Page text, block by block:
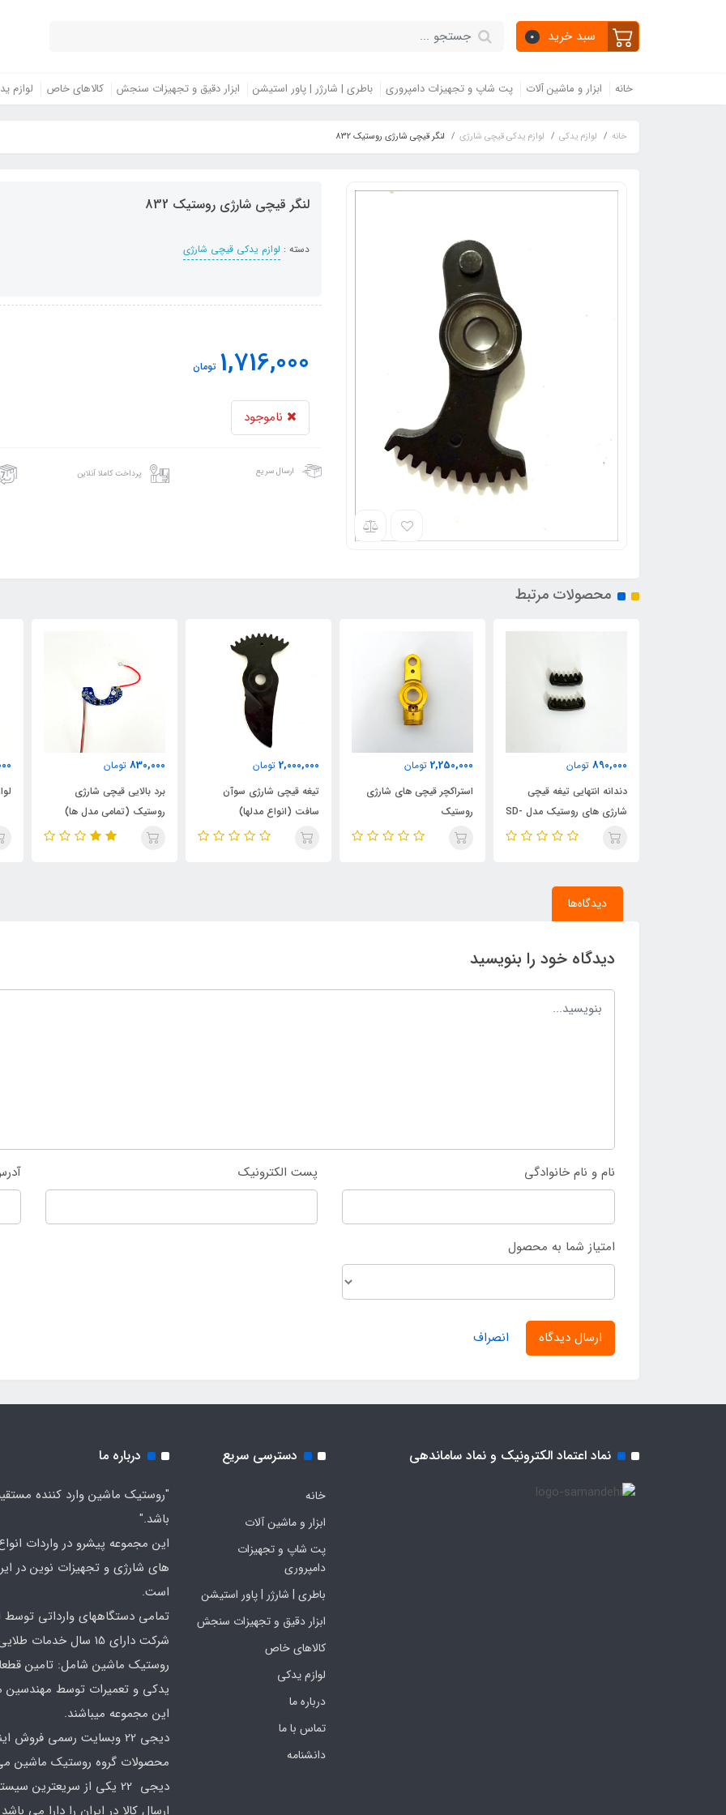
سبد خرید 0
خانه ابزار و ماشین آلات پت شاپ و تجهیزات دامپروری باطری | شارژر | پاور استیشن ابزار دقیق و تجهیزات سنجش کالاهای خاص لوازم
خانه لوازم یدکی لوازم یدکی قیچی شارژی لنگر قیچی شارژی روستیک 832
لنگر قیچی شارژی روستیک 832
دسته : لوازم یدکی قیچی شارژی
1,716,000 تومان
ناموجود
ارسال سریع پرداخت کاملا آنلاین
محصولات مرتبط
2,250,000 تومان
استراکچر قیچی های شارژی
روستیک
2,000,000 تومان
تیغه قیچی شارژی سوآن
سافت (انواع مدلها)
830,000 تومان
برد بالایی قیچی شارژی
روستیک (تمامی مدل ها)
450,000 تومان
لوازم یدکی قیچی شارژی
دیدگاه‌ها
دیدگاه خود را بنویسید
نام و نام خانوادگی پست الکترونیک
امتیاز شما به محصول
ارسال دیدگاه انصراف
نماد اعتماد الکترونیک و نماد ساماندهی دسترسی سریع
خانه
ابزار و ماشین آلات
پت شاپ و تجهیزات
دامپروری
باطری | شارژر | پاور استیشن
ابزار دقیق و تجهیزات سنجش
کالاهای خاص
لوازم یدکی
درباره ما
تماس با ما
دانشنامه
درباره ما
"روستیک ماشین وارد کننده
باشد."
این مجموعه پیشرو در واردات انواع
های شارژی و تجهیزات نوین در
است.
تمامی دستگاههای وارداتی توسط
شرکت دارای 15 سال خدمات
روستیک ماشین شامل: تامین
یدکی و تعمیرات توسط
این مجموعه میباشند.
دیجی 22 وبسایت رسمی فروش
محصولات گروه روستیک ماشین
دیجی 22 یکی از سریعترین
ارسال کالا در ایران را دارا می